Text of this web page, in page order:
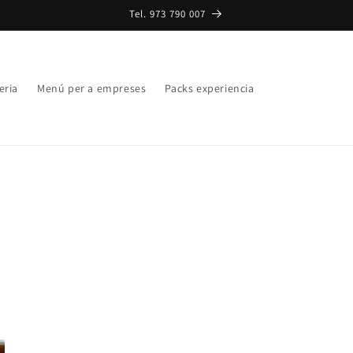
Tel. 973 790 007
Menú per a empreses Packs experiencia